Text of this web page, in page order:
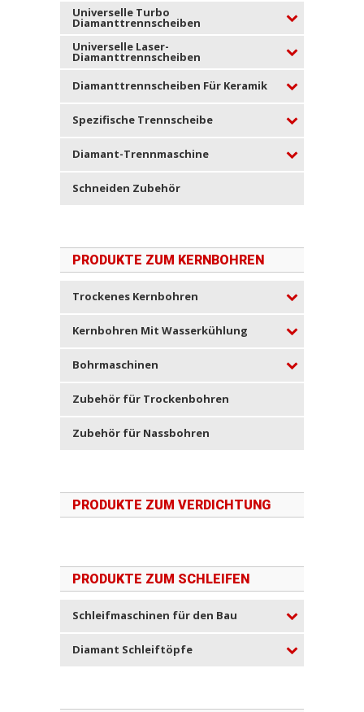
Universelle Turbo
Diamanttrennscheiben
Universelle Laser-
Diamanttrennscheiben
Diamanttrennscheiben Für Keramik
Spezifische Trennscheibe
Diamant-Trennmaschine
Schneiden Zubehör
PRODUKTE ZUM KERNBOHREN
Trockenes Kernbohren
Kernbohren Mit Wasserkühlung
Bohrmaschinen
Zubehör für Trockenbohren
Zubehör für Nassbohren
PRODUKTE ZUM VERDICHTUNG
PRODUKTE ZUM SCHLEIFEN
Schleifmaschinen für den Bau
Diamant Schleiftöpfe